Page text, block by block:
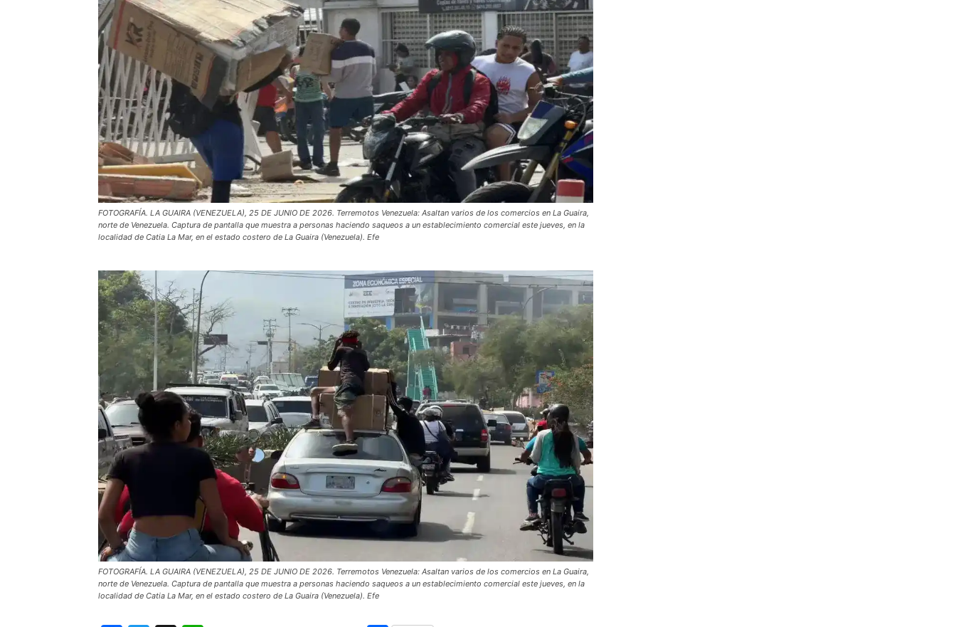
FOTOGRAFÍA. LA GUAIRA (VENEZUELA), 25 DE JUNIO DE 2026. Terremotos Venezuela: Asaltan varios de los comercios en La Guaira,
norte de Venezuela. Captura de pantalla que muestra a personas haciendo saqueos a un establecimiento comercial este jueves, en la
localidad de Catia La Mar, en el estado costero de La Guaira (Venezuela). Efe
FOTOGRAFÍA. LA GUAIRA (VENEZUELA), 25 DE JUNIO DE 2026. Terremotos Venezuela: Asaltan varios de los comercios en La Guaira,
norte de Venezuela. Captura de pantalla que muestra a personas haciendo saqueos a un establecimiento comercial este jueves, en la
localidad de Catia La Mar, en el estado costero de La Guaira (Venezuela). Efe